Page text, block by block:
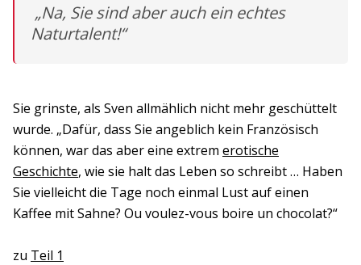
„Na, Sie sind aber auch ein echtes
Naturtalent!“
Sie grinste, als Sven allmählich nicht mehr geschüttelt
wurde. „Dafür, dass Sie angeblich kein Französisch
können, war das aber eine extrem erotische
Geschichte, wie sie halt das Leben so schreibt … Haben
Sie vielleicht die Tage noch einmal Lust auf einen
Kaffee mit Sahne? Ou voulez-vous boire un chocolat?“
zu Teil 1